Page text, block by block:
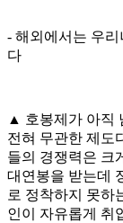
- 해외에서는 우
다
▲ 호봉제가 아직
전혀 무관한 제도
들의 경쟁력은 크
대연봉을 받는데
로 정착하지 못하
인이 자유롭게 취